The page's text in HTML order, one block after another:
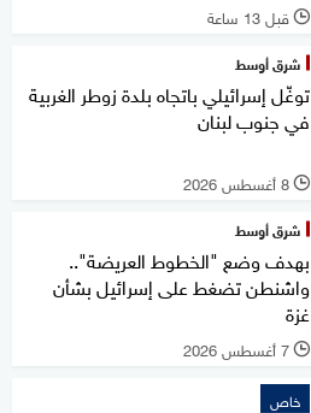
l قبل 13 ساعة
شرق أوسط
توغّل إسرائيلي باتجاه بلدة زوطر الغربية
في جنوب لبنان
l 8 أغسطس 2026
شرق أوسط
بهدف وضع "الخطوط العريضة"..
واشنطن تضغط على إسرائيل بشأن
غزة
l 7 أغسطس 2026
خاص